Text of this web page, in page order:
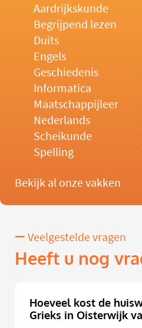
Aardrijkskunde
Begrijpend lezen
Duits
Engels
Geschiedenis
Informatica
Maatschappijleer
Nederlands
Scheikunde
Spelling
Bekijk al onze vakken
Veelgestelde vragen
Heeft u nog
Hoeveel kost de
Grieks in Oisterwijk